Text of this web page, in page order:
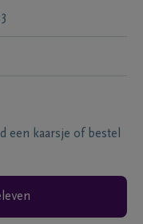
een kaarsje of bestel